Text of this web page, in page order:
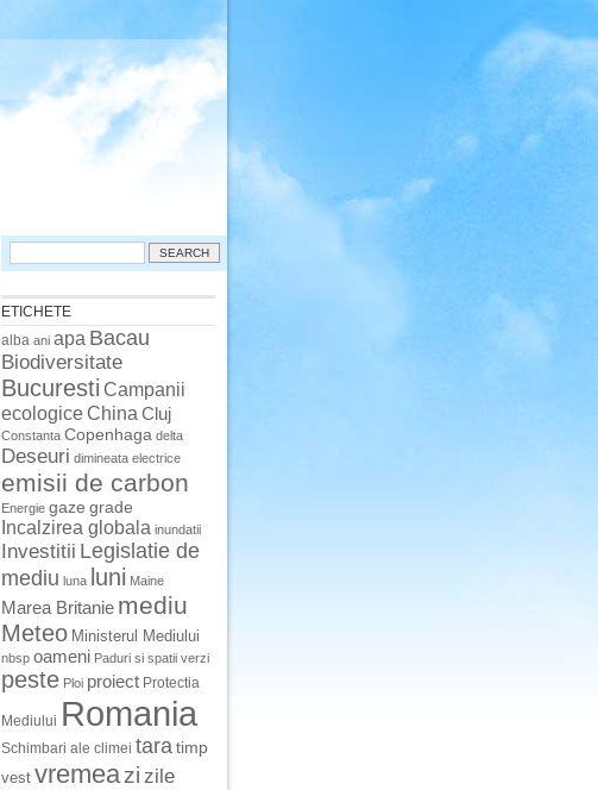
Search
ETICHETE
alba ani apa Bacau
Biodiversitate
Bucuresti Campanii
ecologiceChina Cluj
Constanta Copenhaga delta
Deseuri dimineata electrice
emisii de carbon
Energie gaze grade
Incalzirea globala inundatii
Investitii Legislatie de
mediu luna luni Maine
Marea Britanie mediu
Meteo Ministerul Mediului
nbsp oameni Paduri si spatii verzi
peste Ploi proiect Protectia
Mediului Romania
Schimbari ale climei taratimp
vest vremeazi zile